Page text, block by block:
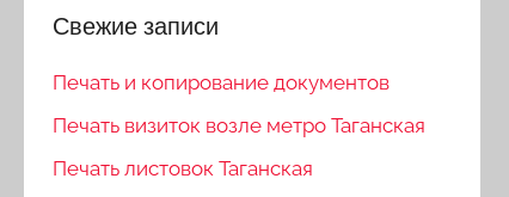
Свежие записи
Печать и копирование документов
Печать визиток возле метро Таганская
Печать листовок Таганская